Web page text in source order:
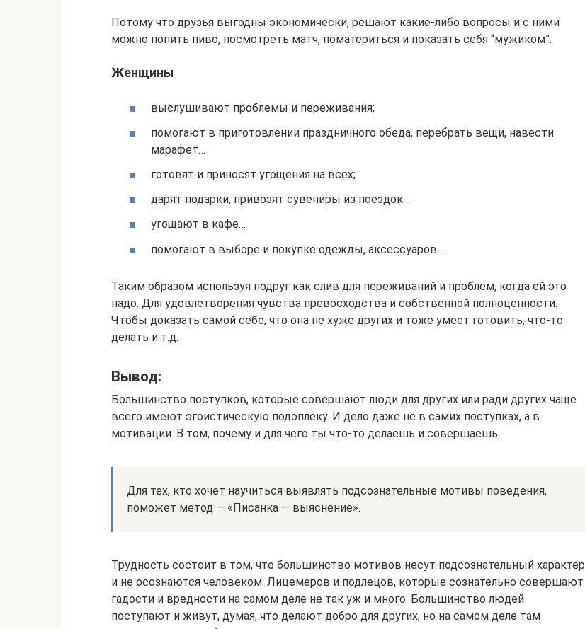
Потому что друзья выгодны экономически, решают какие-либо вопросы и с ними
можно попить пиво, посмотреть матч, поматериться и показать себя “мужиком”.
Женщины
выслушивают проблемы и переживания;
помогают в приготовлении праздничного обеда, перебрать вещи, навести
марафет…
готовят и приносят угощения на всех;
дарят подарки, привозят сувениры из поездок…
угощают в кафе…
помогают в выборе и покупке одежды, аксессуаров…
Таким образом используя подруг как слив для переживаний и проблем, когда ей это
надо. Для удовлетворения чувства превосходства и собственной полноценности.
Чтобы доказать самой себе, что она не хуже других и тоже умеет готовить, что-то
делать и т.д.
Вывод:
Большинство поступков, которые совершают люди для других или ради других чаще
всего имеют эгоистическую подоплёку. И дело даже не в самих поступках, а в
мотивации. В том, почему и для чего ты что-то делаешь и совершаешь.
Для тех, кто хочет научиться выявлять подсознательные мотивы поведения,
поможет метод — «Писанка — выяснение».
Трудность состоит в том, что большинство мотивов несут подсознательный характер
и не осознаются человеком. Лицемеров и подлецов, которые сознательно совершают
гадости и вредности на самом деле не так уж и много. Большинство людей
поступают и живут, думая, что делают добро для других, но на самом деле там